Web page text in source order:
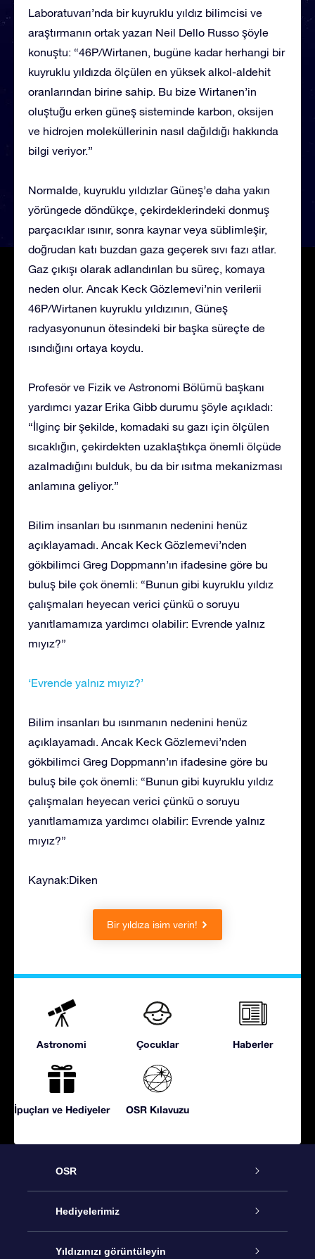
Laboratuvarı’nda bir kuyruklu yıldız bilimcisi ve
araştırmanın ortak yazarı Neil Dello Russo şöyle
konuştu: “46P/Wirtanen, bugüne kadar herhangi bir
kuyruklu yıldızda ölçülen en yüksek alkol-aldehit
oranlarından birine sahip. Bu bize Wirtanen’in
oluştuğu erken güneş sisteminde karbon, oksijen
ve hidrojen moleküllerinin nasıl dağıldığı hakkında
bilgi veriyor.”
Normalde, kuyruklu yıldızlar Güneş’e daha yakın
yörüngede döndükçe, çekirdeklerindeki donmuş
parçacıklar ısınır, sonra kaynar veya süblimleşir,
doğrudan katı buzdan gaza geçerek sıvı fazı atlar.
Gaz çıkışı olarak adlandırılan bu süreç, komaya
neden olur. Ancak Keck Gözlemevi’nin verilerii
46P/Wirtanen kuyruklu yıldızının, Güneş
radyasyonunun ötesindeki bir başka süreçte de
ısındığını ortaya koydu.
Profesör ve Fizik ve Astronomi Bölümü başkanı
yardımcı yazar Erika Gibb durumu şöyle açıkladı:
“İlginç bir şekilde, komadaki su gazı için ölçülen
sıcaklığın, çekirdekten uzaklaştıkça önemli ölçüde
azalmadığını bulduk, bu da bir ısıtma mekanizması
anlamına geliyor.”
Bilim insanları bu ısınmanın nedenini henüz
açıklayamadı. Ancak Keck Gözlemevi’nden
gökbilimci Greg Doppmann’ın ifadesine göre bu
buluş bile çok önemli: “Bunun gibi kuyruklu yıldız
çalışmaları heyecan verici çünkü o soruyu
yanıtlamamıza yardımcı olabilir: Evrende yalnız
mıyız?”
‘Evrende yalnız mıyız?’
Bilim insanları bu ısınmanın nedenini henüz
açıklayamadı. Ancak Keck Gözlemevi’nden
gökbilimci Greg Doppmann’ın ifadesine göre bu
buluş bile çok önemli: “Bunun gibi kuyruklu yıldız
çalışmaları heyecan verici çünkü o soruyu
yanıtlamamıza yardımcı olabilir: Evrende yalnız
mıyız?”
Kaynak:Diken
Bir yıldıza isim verin!
Astronomi Çocuklar Haberler
İpuçları ve Hediyeler OSR Kılavuzu
OSR
Hizmet
İletişim
Hediyelerimiz
Çevrimiçi Yıldız Hediyesi
Yıldızınızı görüntüleyin